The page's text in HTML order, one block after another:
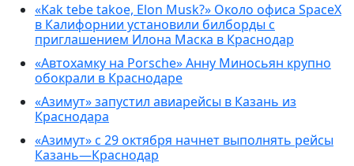
«Kak tebe takoe, Elon Musk?» Около офиса SpaceX
в Калифорнии установили билборды с
приглашением Илона Маска в Краснодар
«Автохамку на Porsche» Анну Миносьян крупно
обокрали в Краснодаре
«Азимут» запустил авиарейсы в Казань из
Краснодара
«Азимут» с 29 октября начнет выполнять рейсы
Казань—Краснодар